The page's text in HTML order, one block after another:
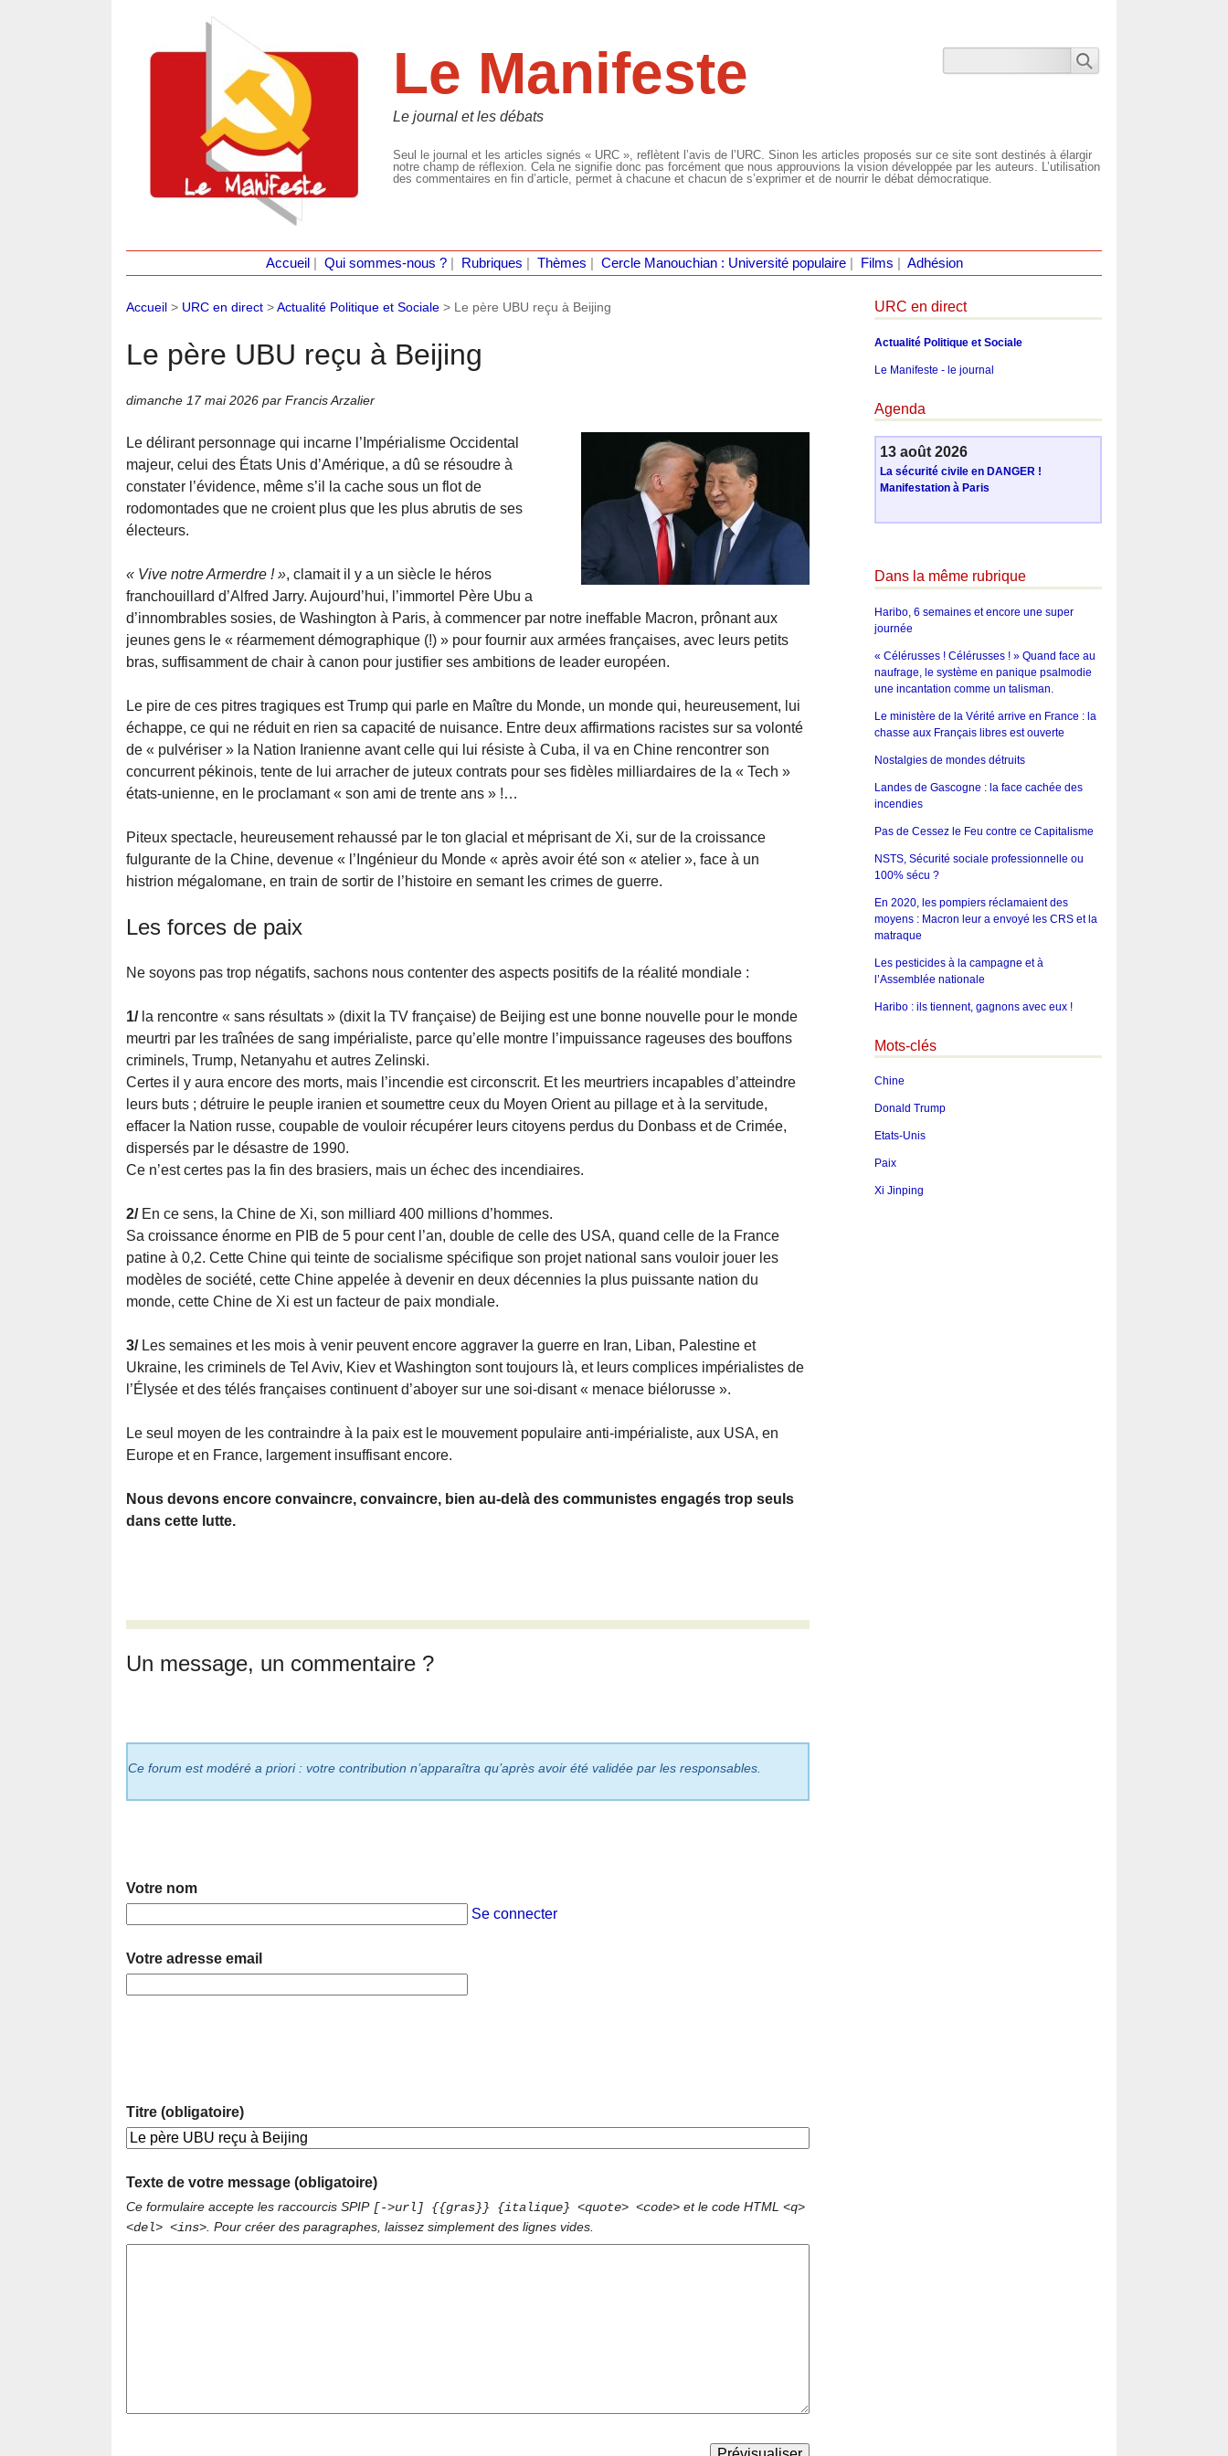
Le Manifeste
Le journal et les débats
Seul le journal et les articles signés « URC », reflètent l’avis de l’URC. Sinon les articles proposés sur ce site sont destinés à élargir
notre champ de réflexion. Cela ne signifie donc pas forcément que nous approuvions la vision développée par les auteurs. L’utilisation
des commentaires en fin d’article, permet à chacune et chacun de s’exprimer et de nourrir le débat démocratique.
Accueil Qui sommes-nous ?| Rubriques Thèmes Cercle Manouchian : Université populaire| Films Adhésion
Accueil > URC en direct >Actualité Politique et Sociale > Le père UBU reçu à Beijing
Le père UBU reçu à Beijing
dimanche 17 mai 2026 par Francis Arzalier
Le délirant personnage qui incarne l’Impérialisme Occidental
majeur, celui des États Unis d’Amérique, a dû se résoudre à
constater l’évidence, même s’il la cache sous un flot de
rodomontades que ne croient plus que les plus abrutis de ses
électeurs.
« Vive notre Armerdre ! », clamait il y a un siècle le héros
franchouillard d’Alfred Jarry. Aujourd’hui, l’immortel Père Ubu a
d’innombrables sosies, de Washington à Paris, à commencer par notre ineffable Macron, prônant aux
jeunes gens le « réarmement démographique (!) » pour fournir aux armées françaises, avec leurs petits
bras, suffisamment de chair à canon pour justifier ses ambitions de leader européen.
Le pire de ces pitres tragiques est Trump qui parle en Maître du Monde, un monde qui, heureusement, lui
échappe, ce qui ne réduit en rien sa capacité de nuisance. Entre deux affirmations racistes sur sa volonté
de « pulvériser » la Nation Iranienne avant celle qui lui résiste à Cuba, il va en Chine rencontrer son
concurrent pékinois, tente de lui arracher de juteux contrats pour ses fidèles milliardaires de la « Tech »
états-unienne, en le proclamant « son ami de trente ans » !…
Piteux spectacle, heureusement rehaussé par le ton glacial et méprisant de Xi, sur de la croissance
fulgurante de la Chine, devenue « l’Ingénieur du Monde « après avoir été son « atelier », face à un
histrion mégalomane, en train de sortir de l’histoire en semant les crimes de guerre.
Les forces de paix
Ne soyons pas trop négatifs, sachons nous contenter des aspects positifs de la réalité mondiale :
1/la rencontre « sans résultats » (dixit la TV française) de Beijing est une bonne nouvelle pour le monde
meurtri par les traînées de sang impérialiste, parce qu’elle montre l’impuissance rageuses des bouffons
criminels, Trump, Netanyahu et autres Zelinski.
Certes il y aura encore des morts, mais l’incendie est circonscrit. Et les meurtriers incapables d’atteindre
leurs buts ; détruire le peuple iranien et soumettre ceux du Moyen Orient au pillage et à la servitude,
effacer la Nation russe, coupable de vouloir récupérer leurs citoyens perdus du Donbass et de Crimée,
dispersés par le désastre de 1990.
Ce n’est certes pas la fin des brasiers, mais un échec des incendiaires.
2/ En ce sens, la Chine de Xi, son milliard 400 millions d’hommes.
Sa croissance énorme en PIB de 5 pour cent l’an, double de celle des USA, quand celle de la France
patine à 0,2. Cette Chine qui teinte de socialisme spécifique son projet national sans vouloir jouer les
modèles de société, cette Chine appelée à devenir en deux décennies la plus puissante nation du
monde, cette Chine de Xi est un facteur de paix mondiale.
3/Les semaines et les mois à venir peuvent encore aggraver la guerre en Iran, Liban, Palestine et
Ukraine, les criminels de Tel Aviv, Kiev et Washington sont toujours là, et leurs complices impérialistes de
l’Élysée et des télés françaises continuent d’aboyer sur une soi-disant « menace biélorusse ».
Le seul moyen de les contraindre à la paix est le mouvement populaire anti-impérialiste, aux USA, en
Europe et en France, largement insuffisant encore.
Nous devons encore convaincre, convaincre, bien au-delà des communistes engagés trop seuls
dans cette lutte.
Un message, un commentaire ?
Ce forum est modéré a priori : votre contribution n’apparaîtra qu’après avoir été validée par les responsables.
Votre nom
Se connecter
Votre adresse email
Titre (obligatoire)
Texte de votre message (obligatoire)
Ce formulaire accepte les raccourcis SPIP [->url] {{gras}} {italique} <quote> <code> et le code HTML <q>
<del> <ins> . Pour créer des paragraphes, laissez simplement des lignes vides.
URC en direct
Actualité Politique et Sociale
Le Manifeste - le journal
Agenda
13 août 2026
La sécurité civile en DANGER !
Manifestation à Paris
Dans la même rubrique
Haribo, 6 semaines et encore une super
journée
« Célérusses ! Célérusses ! » Quand face au
naufrage, le système en panique psalmodie
une incantation comme un talisman.
Le ministère de la Vérité arrive en France : la
chasse aux Français libres est ouverte
Nostalgies de mondes détruits
Landes de Gascogne : la face cachée des
incendies
Pas de Cessez le Feu contre ce Capitalisme
NSTS, Sécurité sociale professionnelle ou
100% sécu ?
En 2020, les pompiers réclamaient des
moyens : Macron leur a envoyé les CRS et la
matraque
Les pesticides à la campagne et à
l’Assemblée nationale
Haribo : ils tiennent, gagnons avec eux !
Mots-clés
Chine
Donald Trump
Etats-Unis
Paix
Xi Jinping